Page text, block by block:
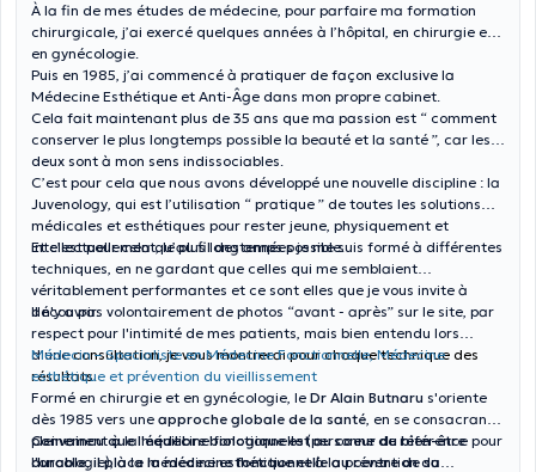
À la fin de mes études de médecine, pour parfaire ma formation
chirurgicale, j’ai exercé quelques années à l’hôpital, en chirurgie et
en gynécologie.
Puis en 1985, j’ai commencé à pratiquer de façon exclusive la
Médecine Esthétique et Anti-Âge dans mon propre cabinet.
Cela fait maintenant plus de 35 ans que ma passion est “ comment
conserver le plus longtemps possible la beauté et la santé ”, car les
deux sont à mon sens indissociables.
C’est pour cela que nous avons développé une nouvelle discipline : la
Juvenology, qui est l’utilisation “ pratique ” de toutes les solutions
médicales et esthétiques pour rester jeune, physiquement et
intellectuellement, le plus longtemps possible.
Et c’est pour cela qu’au fil des années je me suis formé à différentes
techniques, en ne gardant que celles qui me semblaient
véritablement performantes et ce sont elles que je vous invite à
découvrir.
Il n'y a pas volontairement de photos “avant - après” sur le site, par
respect pour l'intimité de mes patients, mais bien entendu lors
d'uneconsultation, je vous montrerai pour chaque technique des
résultats.
Médecin – Specialiste en Médecine Fonctionnelle, Médecine
esthétique et prévention du vieillissement
Formé en chirurgie et en gynécologie, le Dr Alain Butnaru s'oriente
dès 1985 vers une approche globale de la santé, en se consacrant
pleinement à la médecine fonctionnelle (personne de référence pour
l'oncologie), à la médecine esthétique et à la prévention du
Convaincu que l'équilibre biologique est au coeur du bien-être
durable, il place la médecine fonctionnelle au centre de sa